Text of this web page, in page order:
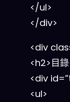
</ul>
</div>
<div
<h2>目
<div
<ul>